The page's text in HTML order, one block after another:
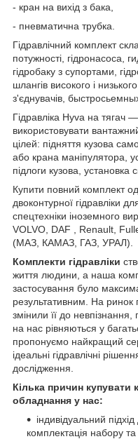
- кран на вихід з бака,
- пневматична трубка.
Гідравлічний комплект
потужності, гідронасоса,
гідробаку з супортами,
шлангів високого і
з'єднувачів,
Гідравліка Hyva на
використовувати
цілей: підняття кузова
або крана маніпулятора,
підлоги кузова, установка
Купити повний комплект
двоконтурної гідравліки
спецтехніки іноземного
VOLVO, DAF , Renault,
(МАЗ, КАМАЗ, ГАЗ, УРАЛ).
Комплекти гідравліки
життя людини, а наша
застосування було
результативним. На ринок
змінили її до
на нас рівняються у
пропонуємо найкращий
ідеальні гідравлічні
дослідження.
Кілька причин купувати
обладнання у нас:
індивідуальний
комплектація набору